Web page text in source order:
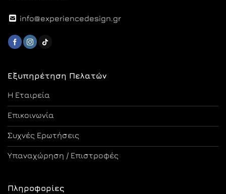
Εξυπηρέτηση Πελατών
Η Εταιρεία
Επικοινωνία
Συχνές Ερωτήσεις
Υπαναχώρηση / Επιστροφές
Πληροφορίες
info@experiencedesign.gr